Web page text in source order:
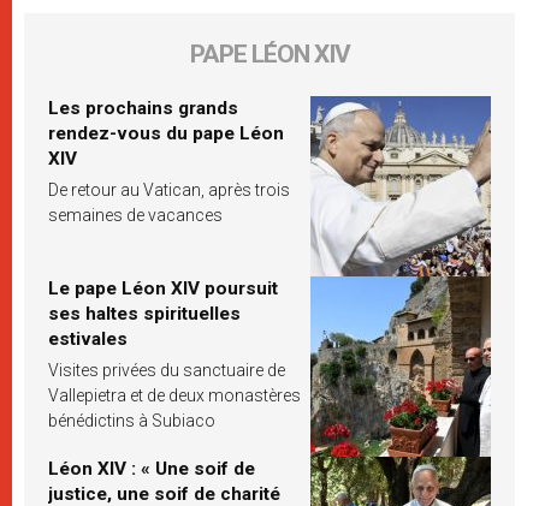
PAPE LÉON XIV
Les prochains grands
rendez-vous du pape Léon
XIV
De retour au Vatican, après trois
semaines de vacances
Le pape Léon XIV poursuit
ses haltes spirituelles
estivales
Visites privées du sanctuaire de
Vallepietra et de deux monastères
bénédictins à Subiaco
Léon XIV : « Une soif de
justice, une soif de charité